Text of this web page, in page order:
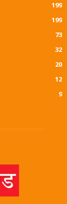
199
199
73
32
20
12
9